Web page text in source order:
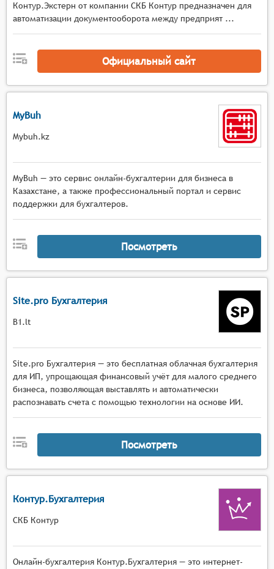
Контур.Экстерн от компании СКБ Контур предназначен для
автоматизации документооборота между предприят ...
Официальный сайт
MyBuh
Mybuh.kz
MyBuh — это сервис онлайн-бухгалтерии для бизнеса в
Казахстане, а также профессиональный портал и сервис
поддержки для бухгалтеров.
Посмотреть
Site.pro Бухгалтерия
B1.lt
Site.pro Бухгалтерия — это бесплатная облачная бухгалтерия
для ИП, упрощающая финансовый учёт для малого среднего
бизнеса, позволяющая выставлять и автоматически
распознавать счета с помощью технологии на основе ИИ.
Посмотреть
Контур.Бухгалтерия
СКБ Контур
Онлайн-бухгалтерия Контур.Бухгалтерия — это интернет-